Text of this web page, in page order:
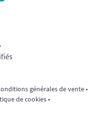
générales de vente•
de cookies•